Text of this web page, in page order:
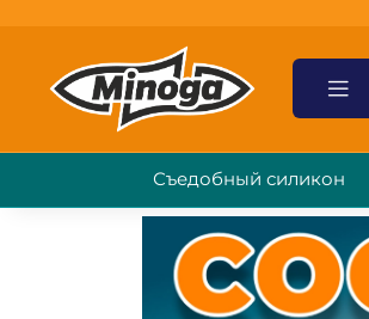
Съедобный силикон